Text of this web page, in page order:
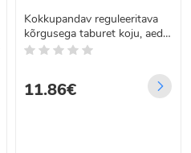
Kokkupandav reguleeritava
kõrgusega taburet koju, aeda
ja matkale, must
11.86€